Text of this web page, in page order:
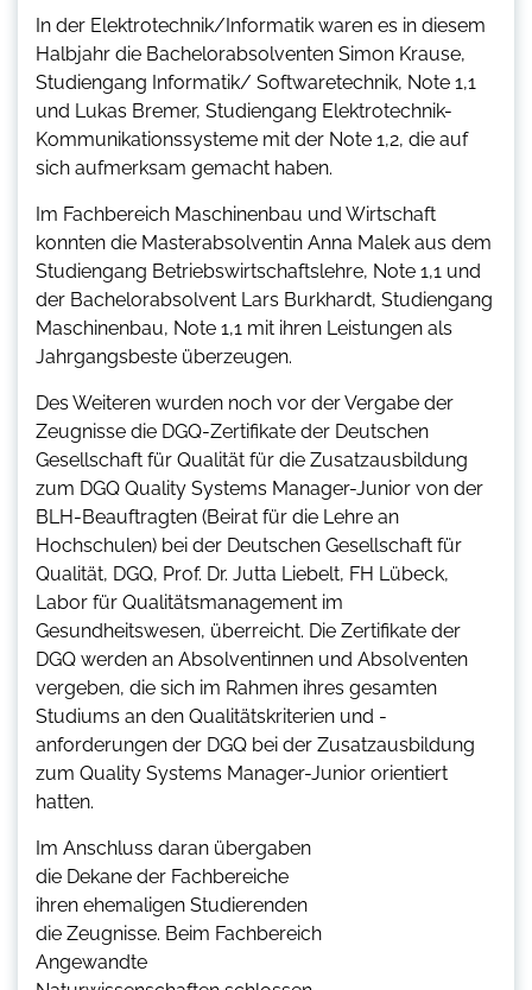
In der Elektrotechnik/Informatik waren es in diesem
Halbjahr die Bachelorabsolventen Simon Krause,
Studiengang Informatik/ Softwaretechnik, Note 1,1
und Lukas Bremer, Studiengang Elektrotechnik-
Kommunikationssysteme mit der Note 1,2, die auf
sich aufmerksam gemacht haben.
Im Fachbereich Maschinenbau und Wirtschaft
konnten die Masterabsolventin Anna Malek aus dem
Studiengang Betriebswirtschaftslehre, Note 1,1 und
der Bachelorabsolvent Lars Burkhardt, Studiengang
Maschinenbau, Note 1,1 mit ihren Leistungen als
Jahrgangsbeste überzeugen.
Des Weiteren wurden noch vor der Vergabe der
Zeugnisse die DGQ-Zertifikate der Deutschen
Gesellschaft für Qualität für die Zusatzausbildung
zum DGQ Quality Systems Manager-Junior von der
BLH-Beauftragten (Beirat für die Lehre an
Hochschulen) bei der Deutschen Gesellschaft für
Qualität, DGQ, Prof. Dr. Jutta Liebelt, FH Lübeck,
Labor für Qualitätsmanagement im
Gesundheitswesen, überreicht. Die Zertifikate der
DGQ werden an Absolventinnen und Absolventen
vergeben, die sich im Rahmen ihres gesamten
Studiums an den Qualitätskriterien und -
anforderungen der DGQ bei der Zusatzausbildung
zum Quality Systems Manager-Junior orientiert
hatten.
Im Anschluss daran übergaben
die Dekane der Fachbereiche
ihren ehemaligen Studierenden
die Zeugnisse. Beim Fachbereich
Angewandte